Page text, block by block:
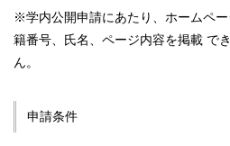
※学内公開申請にあたり、ホームペ
籍番号、氏名、ページ内容を掲載 で
ん。
申請条件